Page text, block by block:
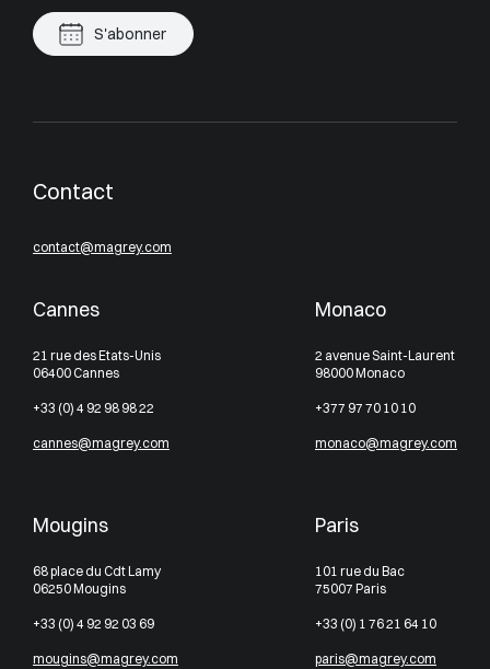
S'abonner
Contact
contact@magrey.com
Cannes
21 rue des Etats-Unis
06400 Cannes
+33 (0) 4 92 98 98 22
cannes@magrey.com
Monaco
2 avenue Saint-Laurent
98000 Monaco
+377 97 70 10 10
monaco@magrey.com
Mougins
68 place du Cdt Lamy
06250 Mougins
+33 (0) 4 92 92 03 69
mougins@magrey.com
Paris
101 rue du Bac
75007 Paris
+33 (0) 1 76 21 64 10
paris@magrey.com